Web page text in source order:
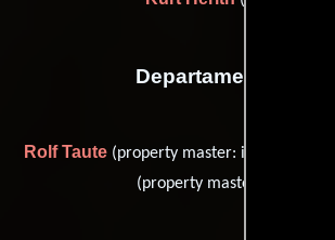
Departamento de
Rolf Taute(property master: indoor (u)) y
(property master: outdoor